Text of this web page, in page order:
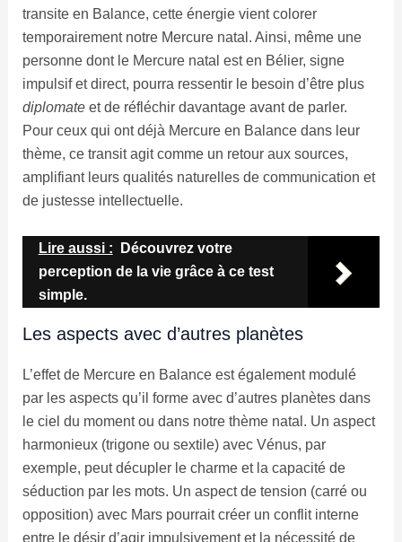
transite en Balance, cette énergie vient colorer
temporairement notre Mercure natal. Ainsi, même une
personne dont le Mercure natal est en Bélier, signe
impulsif et direct, pourra ressentir le besoin d’être plus
diplomateet de réfléchir davantage avant de parler.
Pour ceux qui ont déjà Mercure en Balance dans leur
thème, ce transit agit comme un retour aux sources,
amplifiant leurs qualités naturelles de communication et
de justesse intellectuelle.
Lire aussi :
Découvrez votre
perception de la vie grâce à ce test
simple.
Les aspects avec d’autres planètes
L’effet de Mercure en Balance est également modulé
par les aspects qu’il forme avec d’autres planètes dans
le ciel du moment ou dans notre thème natal. Un aspect
harmonieux (trigone ou sextile) avec Vénus, par
exemple, peut décupler le charme et la capacité de
séduction par les mots. Un aspect de tension (carré ou
opposition) avec Mars pourrait créer un conflit interne
entre le désir d’agir impulsivement et la nécessité de